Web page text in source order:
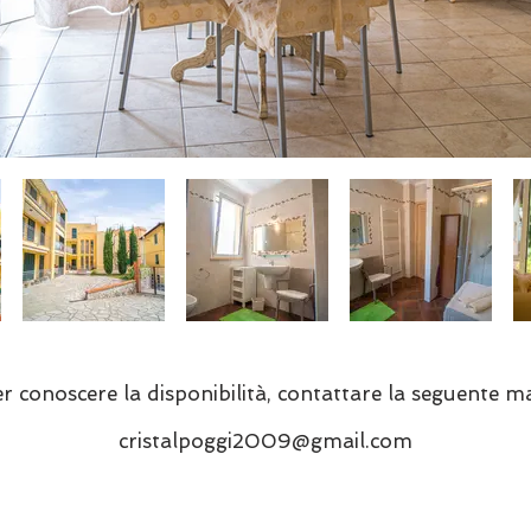
conoscere la disponibilità, contattare la seguente
cristalpoggi2009@gmail.com